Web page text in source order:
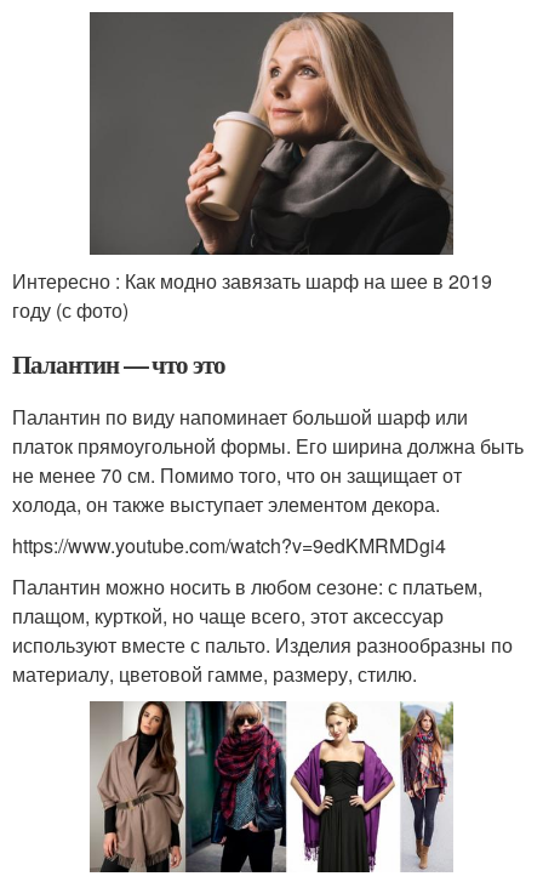
Интересно : Как модно завязать шарф на шее в 2019
году (с фото)
Палантин — что это
Палантин по виду напоминает большой шарф или
платок прямоугольной формы. Его ширина должна быть
не менее 70 см. Помимо того, что он защищает от
холода, он также выступает элементом декора.
https://www.youtube.com/watch?v=9edKMRMDgi4
Палантин можно носить в любом сезоне: с платьем,
плащом, курткой, но чаще всего, этот аксессуар
используют вместе с пальто. Изделия разнообразны по
материалу, цветовой гамме, размеру, стилю.